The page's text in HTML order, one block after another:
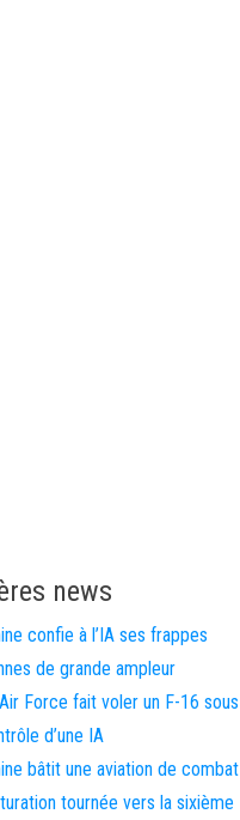
news
confie à l’IA ses frappes
de grande ampleur
Air Force fait voler un F-16 sous
d’une IA
bâtit une aviation de combat
tournée vers la sixième